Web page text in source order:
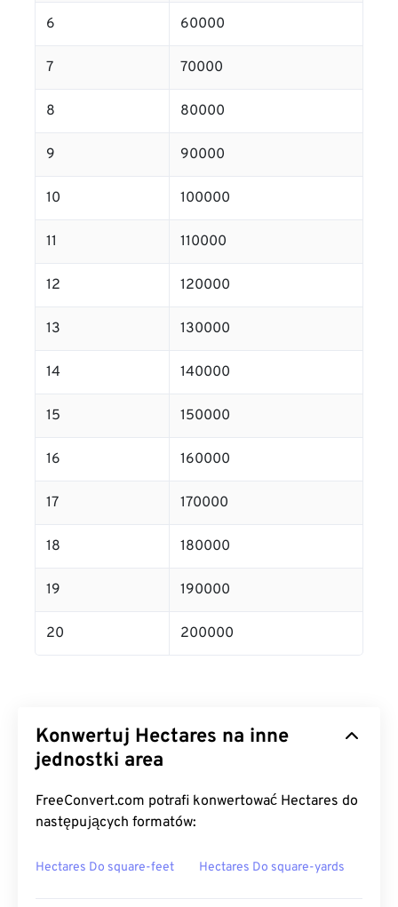
6 60000
7 70000
8 80000
9 90000
10 100000
11 110000
12 120000
13 130000
14 140000
15 150000
16 160000
17 170000
18 180000
19 190000
20 200000
Konwertuj Hectares na inne
jednostki area
FreeConvert.com potrafi konwertować Hectares do
następujących formatów:
Hectares Do square-feet Hectares Do square-yards